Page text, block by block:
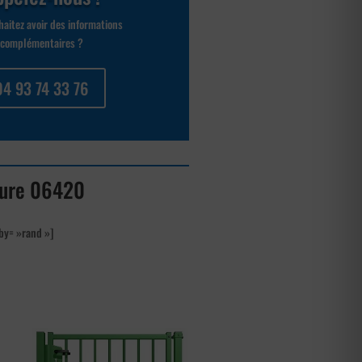
avoir des informations
complémentaires ?
93 74 33 76
06420
»rand »]